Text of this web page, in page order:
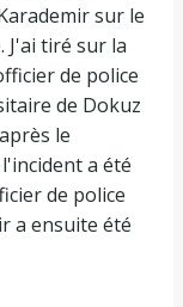
sur le
J'ai tiré sur la
de police
de Dokuz
le
a été
de police
a ensuite été